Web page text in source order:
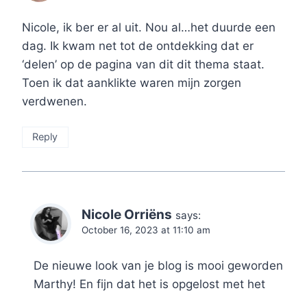
Nicole, ik ber er al uit. Nou al…het duurde een
dag. Ik kwam net tot de ontdekking dat er
‘delen’ op de pagina van dit dit thema staat.
Toen ik dat aanklikte waren mijn zorgen
verdwenen.
Reply
Nicole Orriëns says:
October 16, 2023 at 11:10 am
De nieuwe look van je blog is mooi geworden
Marthy! En fijn dat het is opgelost met het